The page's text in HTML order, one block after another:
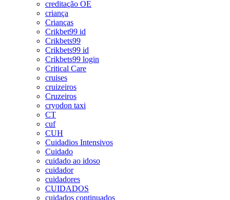
creditação OE
criança
Crianças
Crikbet99 id
Crikbets99
Crikbets99 id
Crikbets99 login
Critical Care
cruises
cruizeiros
Cruzeiros
cryodon taxi
CT
cuf
CUH
Cuidadios Intensivos
Cuidado
cuidado ao idoso
cuidador
cuidadores
CUIDADOS
cuidados continuados